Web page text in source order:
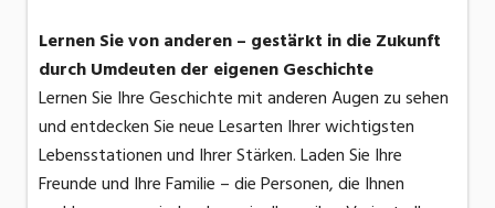
Lernen Sie von anderen – gestärkt in die Zukunft
durch Umdeuten der eigenen Geschichte
Lernen Sie Ihre Geschichte mit anderen Augen zu sehen
und entdecken Sie neue Lesarten Ihrer wichtigsten
Lebensstationen und Ihrer Stärken. Laden Sie Ihre
Freunde und Ihre Familie – die Personen, die Ihnen